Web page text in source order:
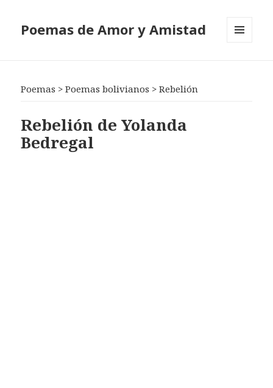
Poemas de Amor y Amistad
Poemas >Poemas bolivianos >Rebelión
Rebelión de Yolanda
Bedregal